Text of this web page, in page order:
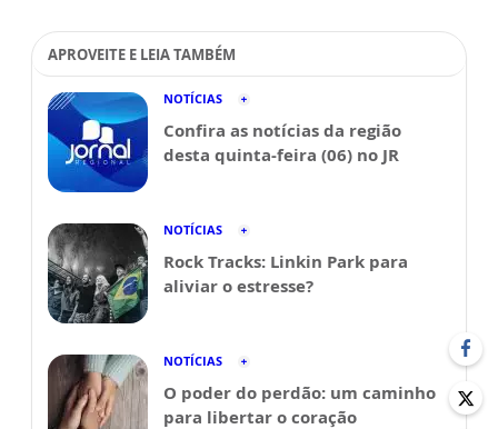
APROVEITE E LEIA TAMBÉM
NOTÍCIAS
Confira as notícias da região
desta quinta-feira (06) no JR
NOTÍCIAS
Rock Tracks: Linkin Park para
aliviar o estresse?
NOTÍCIAS
O poder do perdão: um caminho
para libertar o coração